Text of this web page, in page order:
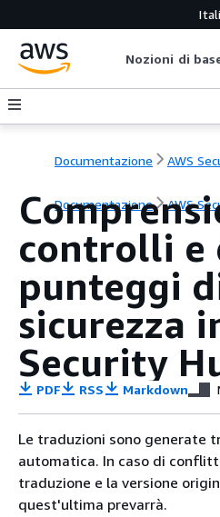
Nozioni di
Documentazione AWS
Documentazione AWS
controlli e
punteggi
sicurezza
Security
PDF RSS Markdown
Le traduzioni sono generate
automatica. In caso di
traduzione e la versione
quest'ultima prevarrà.